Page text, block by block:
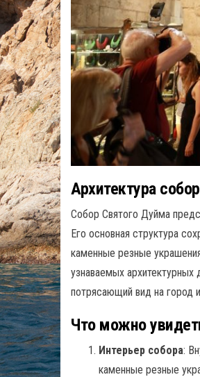
Архитектура
Собор Святого Дуйма
Его основная структура
каменные резные
узнаваемых
потрясающий вид на город
Что можно
Интерьер собора:
каменные резные